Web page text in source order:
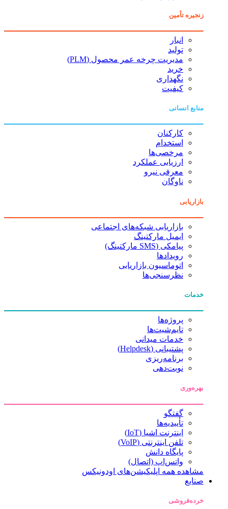
زنجیره تأمین
انبار
تولید
مدیریت چرخه عمر محصول (PLM)
خرید
نگهداری
کیفیت
منابع انسانی
کارکنان
استخدام
مرخصی‌ها
ارزیابی عملکرد
معرفی نیرو
ناوگان
بازاریابی
بازاریابی شبکه‌های اجتماعی
ایمیل مارکتینگ
پیامکی (SMS مارکتینگ)
رویدادها
اتوماسیون بازاریابی
نظرسنجی‌ها
خدمات
پروژه‌ها
تایم‌شیت‌ها
خدمات میدانی
پشتیبانی (Helpdesk)
برنامه‌ریزی
نوبت‌دهی
بهره‌وری
گفتگو
تأییدیه‌ها
اینترنت اشیا (IoT)
تلفن اینترنتی (VoIP)
پایگاه دانش
واتس‌اپ (اتصال)
مشاهده همه اپلیکیشن‌های اودونیکس
صنایع
خرده‌فروشی